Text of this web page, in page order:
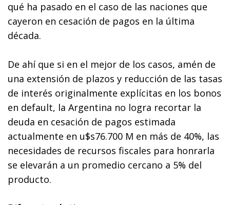
qué ha pasado en el caso de las naciones que
cayeron en cesación de pagos en la última
década.
De ahí que si en el mejor de los casos, amén de
una extensión de plazos y reducción de las tasas
de interés originalmente explícitas en los bonos
en default, la Argentina no logra recortar la
deuda en cesación de pagos estimada
actualmente en u$s76.700 M en más de 40%, las
necesidades de recursos fiscales para honrarla
se elevarán a un promedio cercano a 5% del
producto.